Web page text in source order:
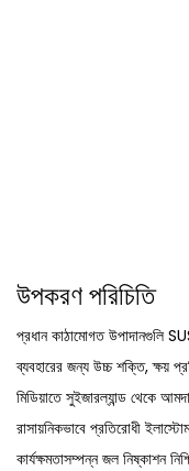
উপকরণ পরিচিতি
প্রধান কাঠামোগত উপাদানগুলি
ব্যবহারের জন্য উচ্চ শক্তি, ক্ষয়
মিডিয়াতে সুইজারল্যান্ড থেকে
রাসায়নিকভাবে প্রতিরোধী
কার্যক্ষমতাসম্পন্ন জল নিষ্কাশন